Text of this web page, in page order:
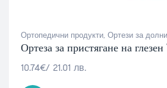
Ортопедични продукти, Ортези за
Ортеза за пристягане на
10.74€/ 21.01 лв.